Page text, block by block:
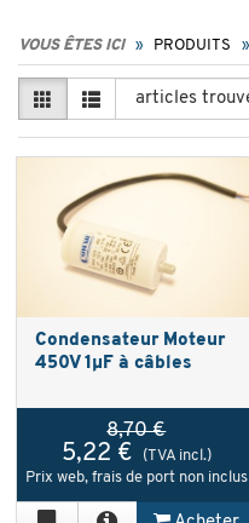
VOUS ÊTES ICI PRODUITS
Condensateur Moteur
450V 1µF à câbles
8,70 €
5,22 €
(TVA incl.)
Prix web, frais de port non inclus